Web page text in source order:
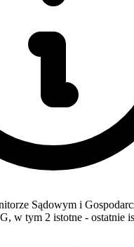
Sądowym i
, w tym 2 istotne - ostatnie